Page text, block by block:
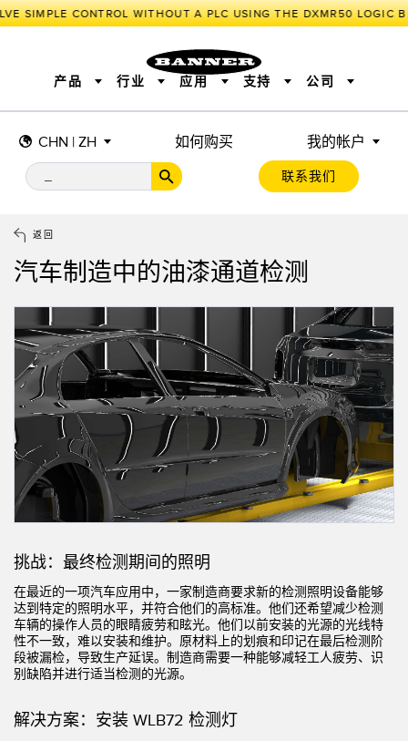
SIMPLE CONTROL WITHOUT A PLC USING THE DXMR50 LOGIC
CHN | ZH 如何购买 我的帐户
联系我们
产品
传感器 测量解决方案
照明和指示
机器安全
工业无线
BARCODE & VISION
绝对值旋转编码器
SNAP SIGNAL 附件 软件 技术
传感器
光电传感器
激光测距
测量光幕
3D飞行时间
雷达传感器
光纤
槽形和标签传感器
色标、颜色和荧光传感器
拾取指示灯传感器
行业 应用
工业物联网与智能工厂
智能传感器
机器防护
追踪和跟踪
拾取指示灯
雷达应用
工业物联网与智能工厂
储罐料位监控
前缘检测
工厂通信
机器监控/设备综合效率
物料、服务或托盘取件呼叫
状况监测：预测性维护和预防性维护
预测性维护与状态监控
预测性维护与状态监控
相关链接
支持 公司
返回
汽车制造中的油漆通道检测
挑战：最终检测期间的照明
在最近的一项汽车应用中，一家制造商要求新的检测照明设备能够
达到特定的照明水平，并符合他们的高标准。他们还希望减少检测
车辆的操作人员的眼睛疲劳和眩光。他们以前安装的光源的光线特
性不一致，难以安装和维护。原材料上的划痕和印记在最后检测阶
段被漏检，导致生产延误。制造商需要一种能够减轻工人疲劳、识
别缺陷并进行适当检测的光源。
解决方案：安装 WLB72 检测灯